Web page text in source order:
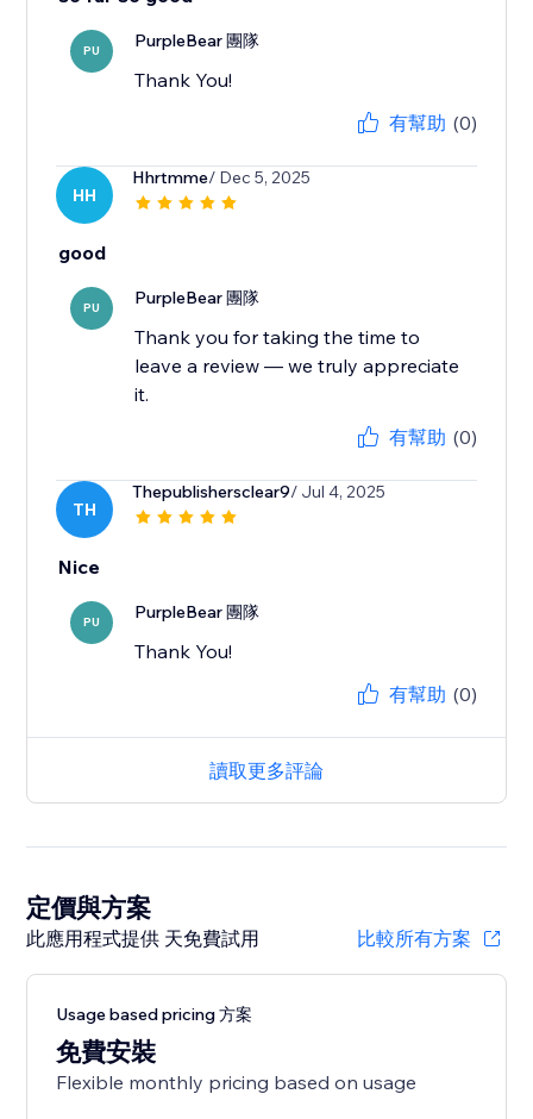
PU PurpleBear 團隊
Thank You!
有幫助 (0)
HH
Hhrtmme/ Dec 5, 2025
good
PU PurpleBear 團隊
Thank you for taking the time to
leave a review — we truly appreciate
it.
有幫助 (0)
TH
Thepublishersclear9/ Jul 4, 2025
Nice
PU PurpleBear 團隊
Thank You!
有幫助 (0)
讀取更多評論
定價與方案
此應用程式提供 天免費試用 比較所有方案
Usage based pricing 方案
免費安裝
Flexible monthly pricing based on usage